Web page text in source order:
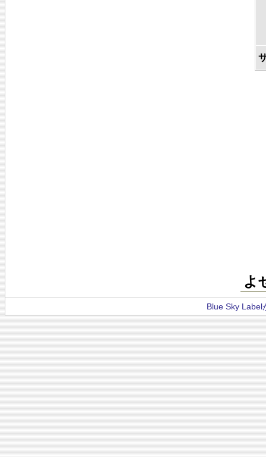
よ
Blue Sky Label